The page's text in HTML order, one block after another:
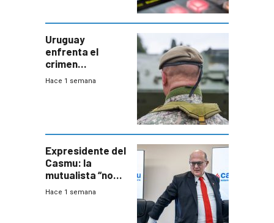
Uruguay
enfrenta el
crimen
organizado con
seguridad
Hace 1 semana
Expresidente del
Casmu: la
mutualista “no
está para pagar”
Hace 1 semana